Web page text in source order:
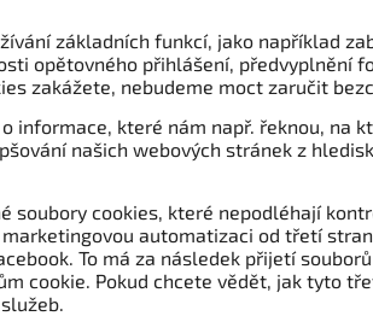
základních funkcí, jako například
opětovného přihlášení, předvyplnění
zakážete, nebudeme moct zaručit
které nám např. řeknou, na
našich webových stránek z
soubory cookies, které nepodléhají
automatizaci od třetí
To má za následek přijetí
cookie. Pokud chcete vědět, jak tyto